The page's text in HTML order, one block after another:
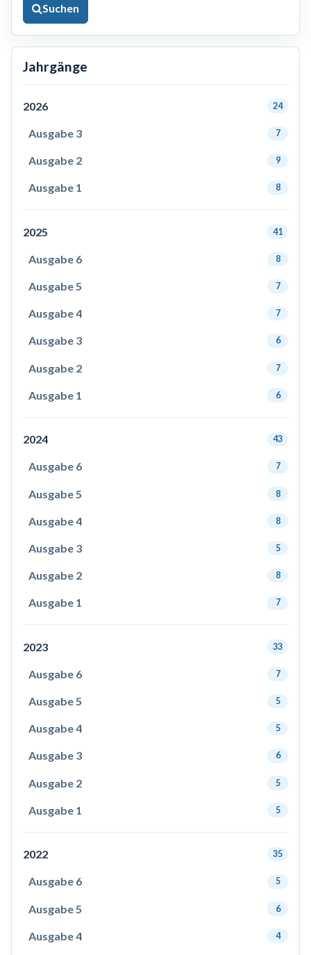
Suchen
Jahrgänge
2026 24
Ausgabe 3 7
Ausgabe 2 9
Ausgabe 1 8
2025 41
Ausgabe 6 8
Ausgabe 5 7
Ausgabe 4 7
Ausgabe 3 6
Ausgabe 2 7
Ausgabe 1 6
2024 43
Ausgabe 6 7
Ausgabe 5 8
Ausgabe 4 8
Ausgabe 3 5
Ausgabe 2 8
Ausgabe 1 7
2023 33
Ausgabe 6 7
Ausgabe 5 5
Ausgabe 4 5
Ausgabe 3 6
Ausgabe 2 5
Ausgabe 1 5
2022 35
Ausgabe 6 5
Ausgabe 5 6
Ausgabe 4 4